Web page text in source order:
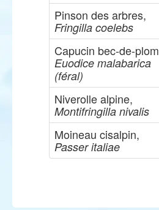
Pinson des arbres,
Fringilla coelebs
Capucin bec-de-
Euodice malabarica
(féral)
Niverolle alpine,
Montifringilla nivalis
Moineau cisalpin,
Passer italiae